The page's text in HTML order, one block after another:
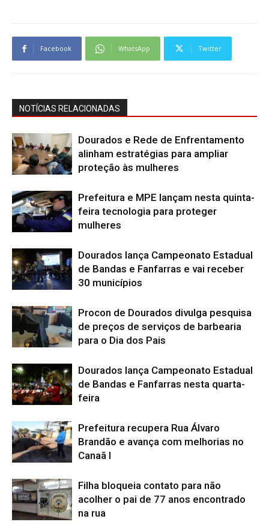
Facebook WhatsApp Twitter
NOTÍCIAS RELACIONADAS
Dourados e Rede de Enfrentamento
alinham estratégias para ampliar
proteção às mulheres
Prefeitura e MPE lançam nesta quinta-
feira tecnologia para proteger
mulheres
Dourados lança Campeonato Estadual
de Bandas e Fanfarras e vai receber
30 municípios
Procon de Dourados divulga pesquisa
de preços de serviços de barbearia
para o Dia dos Pais
Dourados lança Campeonato Estadual
de Bandas e Fanfarras nesta quarta-
feira
Prefeitura recupera Rua Álvaro
Brandão e avança com melhorias no
Canaã I
Filha bloqueia contato para não
acolher o pai de 77 anos encontrado
na rua